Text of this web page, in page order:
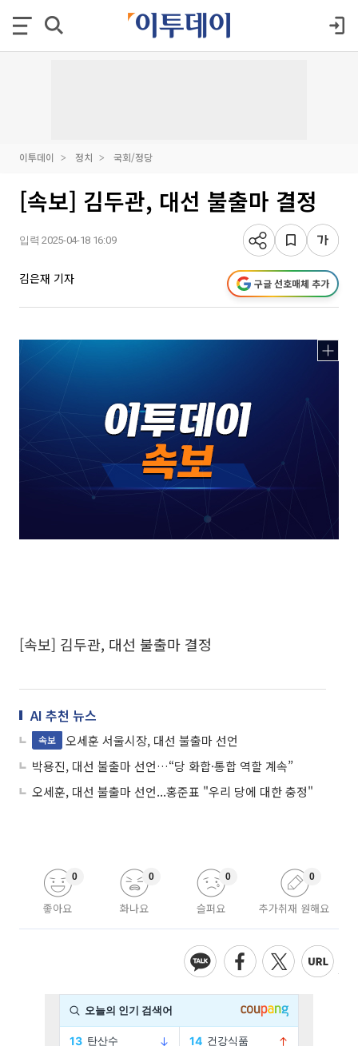
이투데이 정치 국회/정당
[속보] 김두관, 대선 불출마 결정
입력 2025-04-18 16:09
김은재 기자 구글 선호매체 추가
[속보] 김두관, 대선 불출마 결정
AI 추천 뉴스
속보
오세훈 서울시장, 대선 불출마 선언
박용진, 대선 불출마 선언…“당 화합·통합 역할 계속”
오세훈, 대선 불출마 선언...홍준표 "우리 당에 대한 충정"
좋아요
0
화나요
0
슬퍼요
0
추가취재 원해요
0